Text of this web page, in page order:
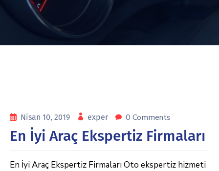
Nisan 10, 2019 exper 0 Comments
En İyi Araç Ekspertiz Firmaları
En İyi Araç Ekspertiz Firmaları Oto ekspertiz hizmeti